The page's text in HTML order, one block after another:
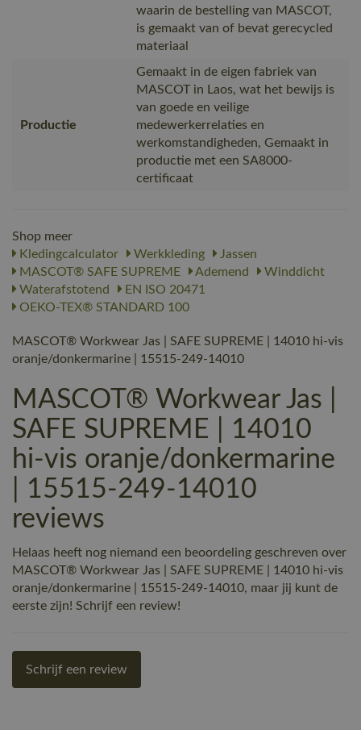
waarin de bestelling van MASCOT,
is gemaakt van of bevat gerecycled
materiaal
Productie
Gemaakt in de eigen fabriek van
MASCOT in Laos, wat het bewijs is
van goede en veilige
medewerkerrelaties en
werkomstandigheden, Gemaakt in
productie met een SA8000-
certificaat
Shop meer
Kledingcalculator
Werkkleding
Jassen
MASCOT® SAFE SUPREME
Ademend
Winddicht
Waterafstotend
EN ISO 20471
OEKO-TEX® STANDARD 100
MASCOT® Workwear Jas | SAFE SUPREME | 14010 hi-vis
oranje/donkermarine | 15515-249-14010
MASCOT® Workwear Jas |
SAFE SUPREME | 14010
hi-vis oranje/donkermarine
| 15515-249-14010
reviews
Helaas heeft nog niemand een beoordeling geschreven over
MASCOT® Workwear Jas | SAFE SUPREME | 14010 hi-vis
oranje/donkermarine | 15515-249-14010, maar jij kunt de
eerste zijn! Schrijf een review!
Schrijf een review